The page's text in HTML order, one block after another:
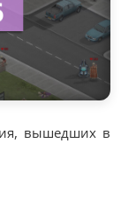
вышедших в